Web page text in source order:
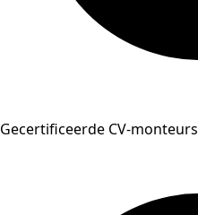
Gecertificeerde CV-monteurs